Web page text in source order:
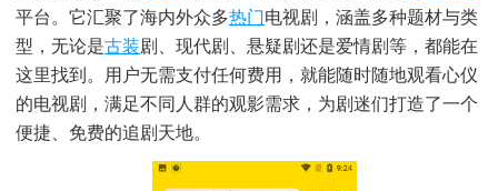
平台。它汇聚了海内外众多热门电视剧，涵盖多种题材与类
型，无论是古装剧、现代剧、悬疑剧还是爱情剧等，都能在
这里找到。用户无需支付任何费用，就能随时随地观看心仪
的电视剧，满足不同人群的观影需求，为剧迷们打造了一个
便捷、免费的追剧天地。